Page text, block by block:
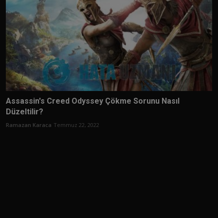
Assassin's Creed Odyssey Çökme Sorunu Nasıl
Düzeltilir?
Ramazan Karaca Temmuz 22, 2022